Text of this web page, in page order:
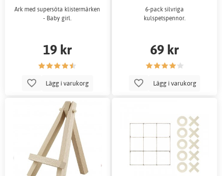
Ark med supersöta klistermärken
- Baby girl.
19 kr
Lägg i varukorg
6-pack silvriga
kulspetspennor.
69 kr
Lägg i varukorg